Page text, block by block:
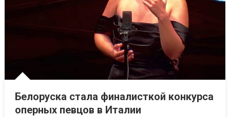
Белоруска стала финалисткой конкурса
оперных певцов в Италии